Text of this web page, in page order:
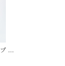
プ …